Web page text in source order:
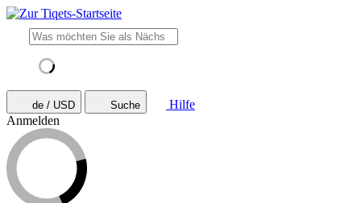
de / USD Suche
Hilfe
Anmelden